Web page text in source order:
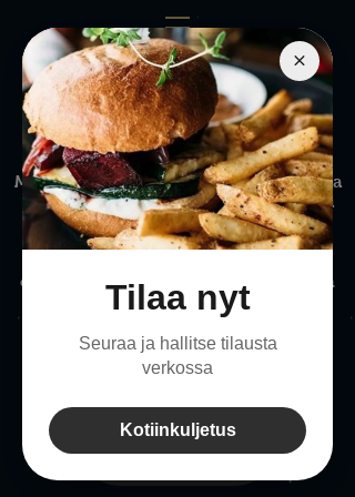
Kiitos mielenkiinnostasi!
Tällä hetkellä emme hae
tiimiimme lisää jäseniä.
Mikäli olet yleisesti kiinnostunut tulevista
mahdollisuuksista meillä, kerro itsestäsi
vapaamuotoisesti postilla
rekrytointi@sauhu.bar
otamme yhteyttä seuraavan tilaisuuden
tullen!